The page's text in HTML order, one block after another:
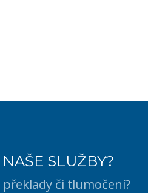
SLUŽBY?
či tlumočení?